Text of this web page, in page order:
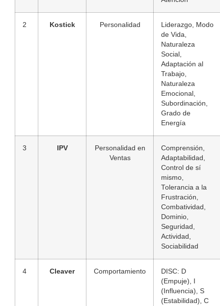
2 Kostick Personalidad
Liderazgo, Modo
de Vida,
Naturaleza
Social,
Adaptación al
Trabajo,
Naturaleza
Emocional,
Subordinación,
Grado de
Energía
3 IPV
Personalidad en
Ventas
Comprensión,
Adaptabilidad,
Control de sí
mismo,
Tolerancia a la
Frustración,
Combatividad,
Dominio,
Seguridad,
Actividad,
Sociabilidad
4 Cleaver Comportamiento
DISC: D
(Empuje), I
(Influencia), S
(Estabilidad), C